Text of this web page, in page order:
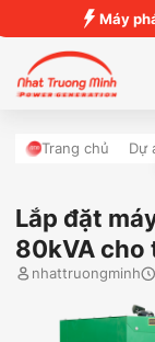
Máy
Trang chủ Dự
Lắp đặt
80kVA cho
nhattruongminh